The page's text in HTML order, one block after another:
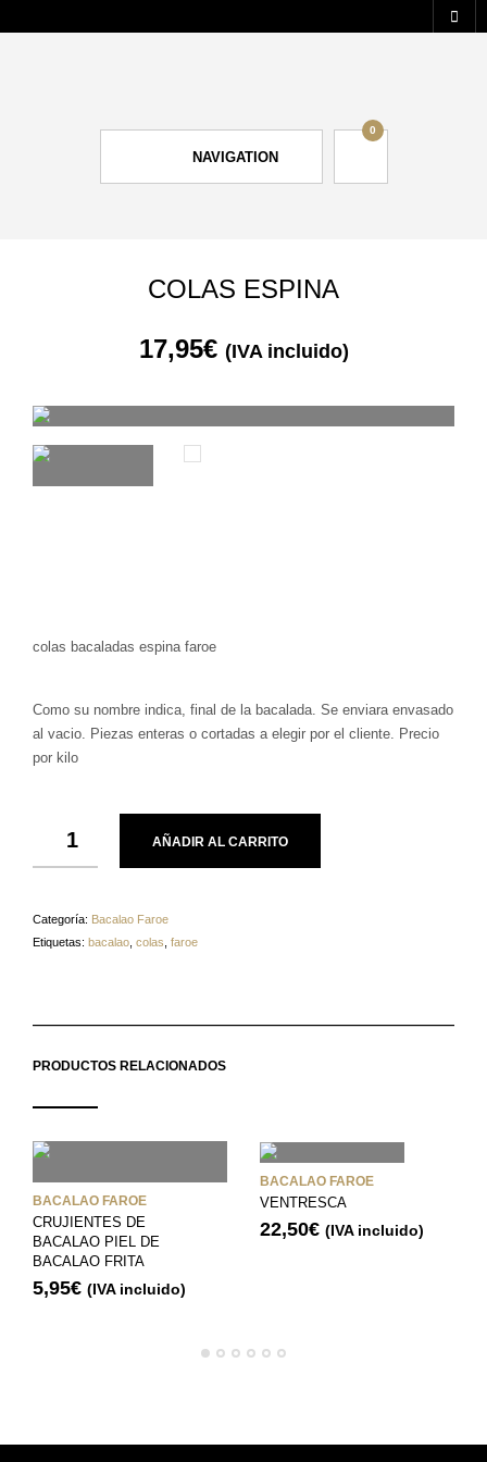
NAVIGATION
0
COLAS ESPINA
17,95€ (IVA incluido)
colas bacaladas espina faroe
Como su nombre indica, final de la bacalada. Se enviara envasado
al vacio. Piezas enteras o cortadas a elegir por el cliente. Precio
por kilo
AÑADIR AL CARRITO
Categoría: Bacalao Faroe
Etiquetas: bacalao colas faroe
PRODUCTOS RELACIONADOS
BACALAO FAROE
CRUJIENTES DE
BACALAO PIEL DE
BACALAO FRITA
5,95€ (IVA incluido)
BACALAO FAROE
VENTRESCA
22,50€ (IVA incluido)